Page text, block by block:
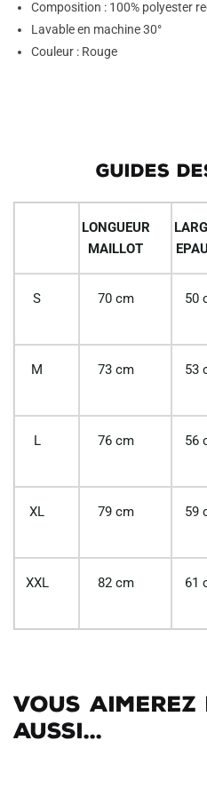
Composition : 100% polyester
Lavable en machine 30°
Couleur : Rouge
GUIDES
LONGUEUR
MAILLOT
S 70 cm 50
M 73 cm 53
L 76 cm 56
XL 79 cm 59
XXL 82 cm 61
Vous
aussi...